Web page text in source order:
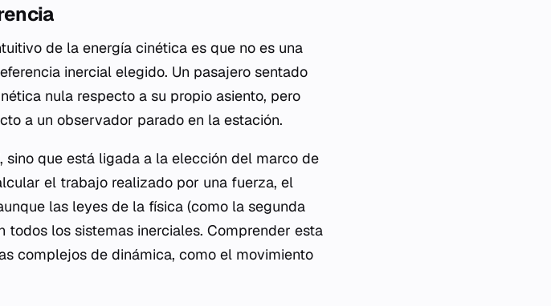
de la energía cinética es que no es una
inercial elegido. Un pasajero sentado
nula respecto a su propio asiento, pero
a un observador parado en la estación.
que está ligada a la elección del marco de
el trabajo realizado por una fuerza, el
las leyes de la física (como la segunda
los sistemas inerciales. Comprender esta
complejos de dinámica, como el movimiento